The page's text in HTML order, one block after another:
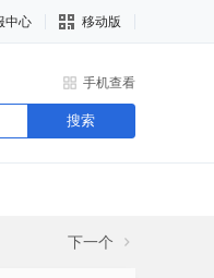
中心 移动版
手机查看
搜索
下一个